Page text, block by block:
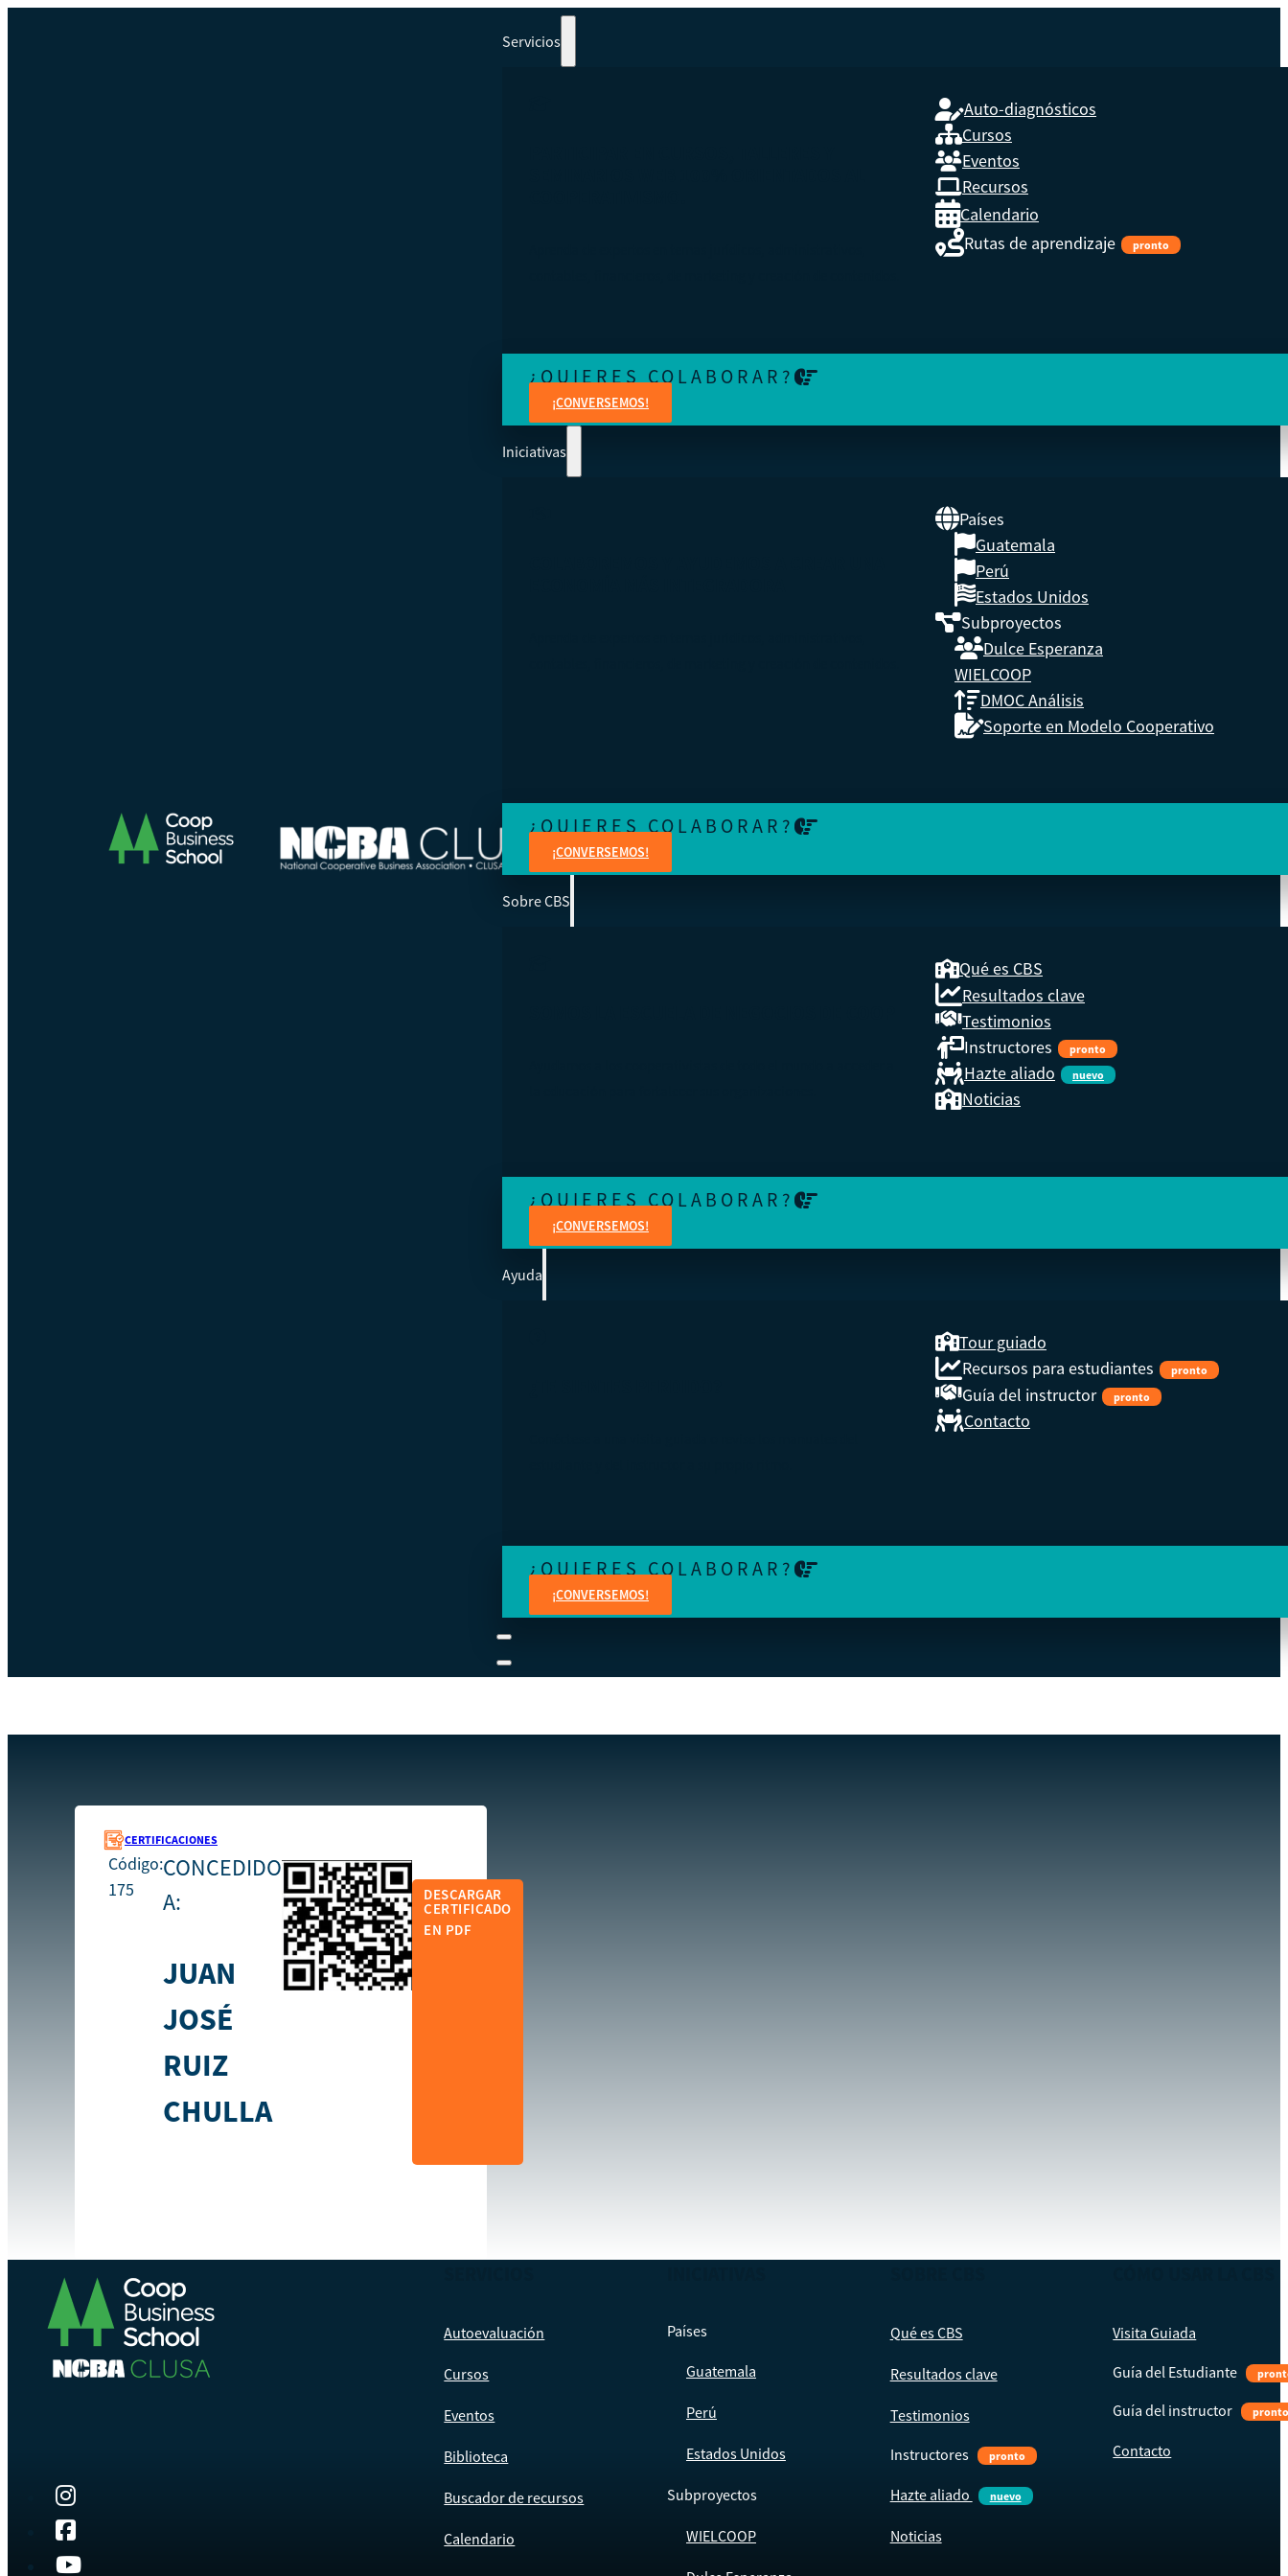
Servicios
Auto-diagnósticos
Cursos
Eventos
Recursos
Calendario
Rutas de aprendizaje
pronto
¿QUIERES COLABORAR?
¡CONVERSEMOS!
Iniciativas
Países
Guatemala
Perú
Estados Unidos
Subproyectos
Dulce Esperanza
WIELCOOP
DMOC Análisis
Soporte en Modelo Cooperativo
¿QUIERES COLABORAR?
¡CONVERSEMOS!
Sobre CBS
Qué es CBS
Resultados clave
Testimonios
Instructores
pronto
Hazte aliado nuevo
Noticias
¿QUIERES COLABORAR?
¡CONVERSEMOS!
Ayuda
Tour guiado
Recursos para estudiantes
pronto
Guía del instructor pronto
Contacto
¿QUIERES COLABORAR?
¡CONVERSEMOS!
CERTIFICACIONES
Código:
175
CONCEDIDO
A:
JUAN
JOSÉ
RUIZ
CHULLA
DESCARGAR
CERTIFICADO
EN PDF
Autoevaluación
Cursos
Eventos
Biblioteca
Buscador de recursos
Calendario
Países
Guatemala
Perú
Estados Unidos
Subproyectos
WIELCOOP
Qué es CBS
Resultados clave
Testimonios
Instructores pronto
Hazte aliado nuevo
Noticias
Visita Guiada
Guía del Estudiante
Guía del instructor
Contacto